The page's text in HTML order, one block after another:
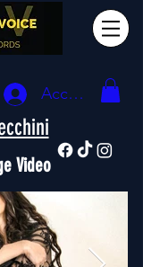
Accedi
Video